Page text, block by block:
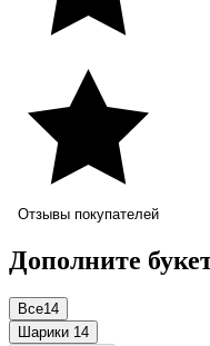
Отзывы покупателей
Дополните
Все14
Шарики 14